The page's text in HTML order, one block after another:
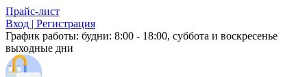
Прайс-лист
Вход | Регистрация
График работы: будни: 8:00 - 18:00, суббота и воскресенье
выходные дни